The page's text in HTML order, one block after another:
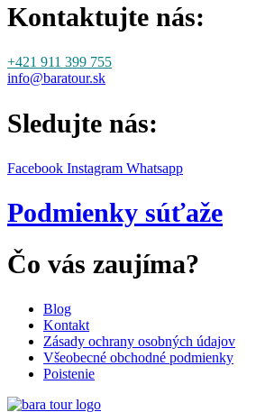
Kontaktujte nás:
+421 911 399 755
info@baratour.sk
Sledujte nás:
Facebook Instagram Whatsapp
Podmienky súťaže
Čo vás zaujíma?
Blog
Kontakt
Zásady ochrany osobných údajov
Všeobecné obchodné podmienky
Poistenie